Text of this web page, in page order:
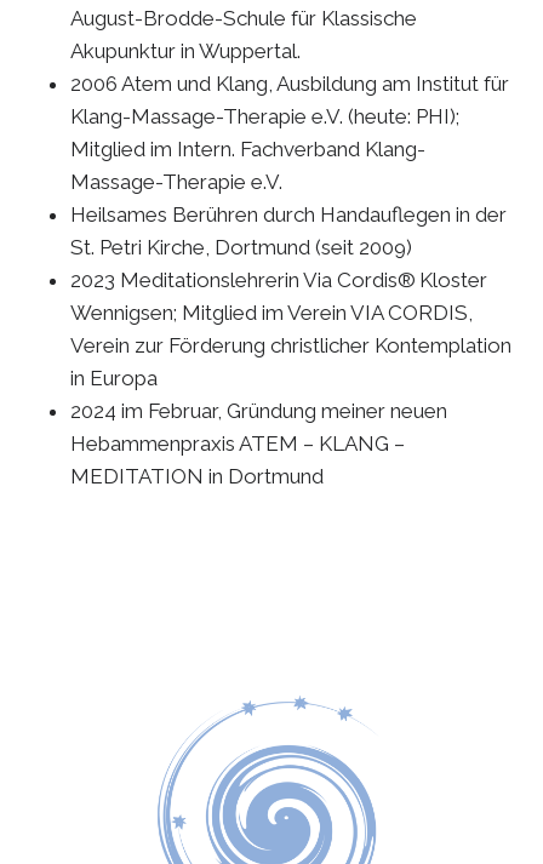
August-Brodde-Schule für Klassische
Akupunktur in Wuppertal.
2006 Atem und Klang, Ausbildung am Institut für
Klang-Massage-Therapie e.V. (heute: PHI);
Mitglied im Intern. Fachverband Klang-
Massage-Therapie e.V.
Heilsames Berühren durch Handauflegen in der
St. Petri Kirche, Dortmund (seit 2009)
2023 Meditationslehrerin Via Cordis® Kloster
Wennigsen; Mitglied im Verein VIA CORDIS,
Verein zur Förderung christlicher Kontemplation
in Europa
2024 im Februar, Gründung meiner neuen
Hebammenpraxis ATEM – KLANG –
MEDITATION in Dortmund